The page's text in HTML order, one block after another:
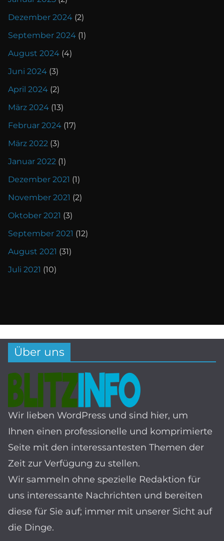
Dezember 2024 (2)
September 2024 (1)
August 2024 (4)
Juni 2024 (3)
April 2024 (2)
März 2024 (13)
Februar 2024 (17)
März 2022 (3)
Januar 2022 (1)
Dezember 2021 (1)
November 2021 (2)
Oktober 2021 (3)
September 2021 (12)
August 2021 (31)
Juli 2021 (10)
Über uns
Wir lieben WordPress und sind hier, um
Ihnen einen professionelle und komprimierte
Seite mit den interessantesten Themen der
Zeit zur Verfügung zu stellen.
Wir sammeln ohne spezielle Redaktion für
uns interessante Nachrichten und bereiten
diese für Sie auf; immer mit unserer Sicht auf
die Dinge.